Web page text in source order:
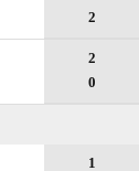
2
2
0
1